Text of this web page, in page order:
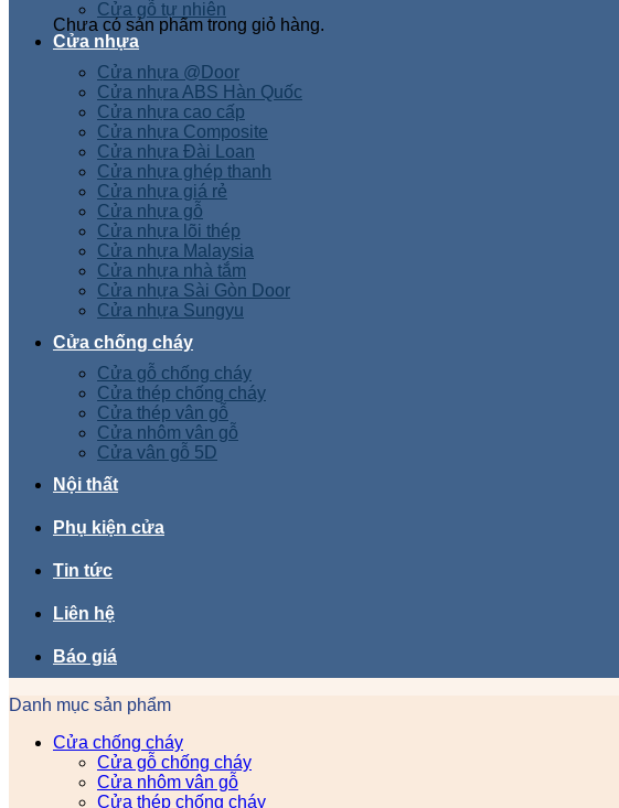
Chưa có sản phẩm trong giỏ hàng.
Cửa gỗ tự nhiên
Cửa nhựa
Cửa nhựa @Door
Cửa nhựa ABS Hàn Quốc
Cửa nhựa cao cấp
Cửa nhựa Composite
Cửa nhựa Đài Loan
Cửa nhựa ghép thanh
Cửa nhựa giá rẻ
Cửa nhựa gỗ
Cửa nhựa lõi thép
Cửa nhựa Malaysia
Cửa nhựa nhà tắm
Cửa nhựa Sài Gòn Door
Cửa nhựa Sungyu
Cửa chống cháy
Cửa gỗ chống cháy
Cửa thép chống cháy
Cửa thép vân gỗ
Cửa nhôm vân gỗ
Cửa vân gỗ 5D
Nội thất
Phụ kiện cửa
Tin tức
Liên hệ
Báo giá
Danh mục sản phẩm
Cửa chống cháy
Cửa gỗ chống cháy
Cửa nhôm vân gỗ
Cửa thép chống cháy